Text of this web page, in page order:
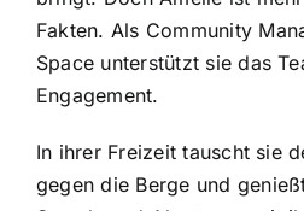
Fakten. Als Community
Space unterstützt sie das
Engagement.
In ihrer Freizeit tauscht sie
gegen die Berge und